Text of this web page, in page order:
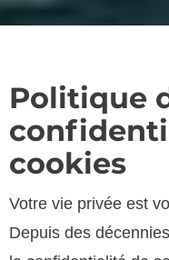
Politique
cookies
Votre vie privée est
Depuis des